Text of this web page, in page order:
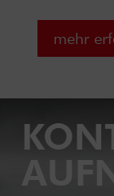
mehr